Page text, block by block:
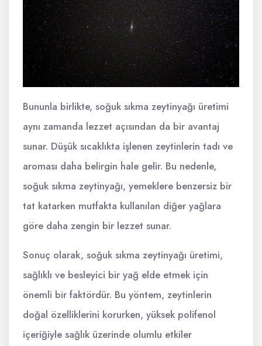
Bununla birlikte, soğuk sıkma zeytinyağı üretimi
aynı zamanda lezzet açısından da bir avantaj
sunar. Düşük sıcaklıkta işlenen zeytinlerin tadı ve
aroması daha belirgin hale gelir. Bu nedenle,
soğuk sıkma zeytinyağı, yemeklere benzersiz bir
tat katarken mutfakta kullanılan diğer yağlara
göre daha zengin bir lezzet sunar.
Sonuç olarak, soğuk sıkma zeytinyağı üretimi,
sağlıklı ve besleyici bir yağ elde etmek için
önemli bir faktördür. Bu yöntem, zeytinlerin
doğal özelliklerini korurken, yüksek polifenol
içeriğiyle sağlık üzerinde olumlu etkiler